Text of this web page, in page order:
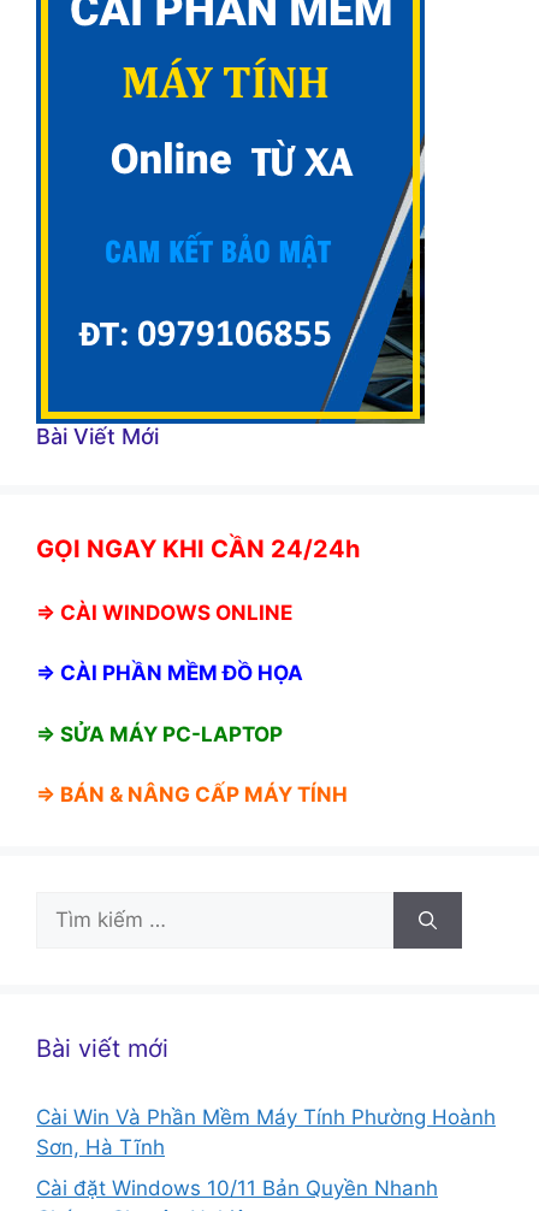
Bài Viết Mới
GỌI NGAY KHI CẦN 24/24h
⇒ CÀI WINDOWS ONLINE
⇒ CÀI PHẦN MỀM ĐỒ HỌA
⇒ SỬA MÁY PC-LAPTOP
⇒ BÁN & NÂNG CẤP MÁY TÍNH
Tìm
Bài viết mới
Cài Win Và Phần Mềm Máy Tính Phường Hoành
Sơn, Hà Tĩnh
Cài đặt Windows 10/11 Bản Quyền Nhanh